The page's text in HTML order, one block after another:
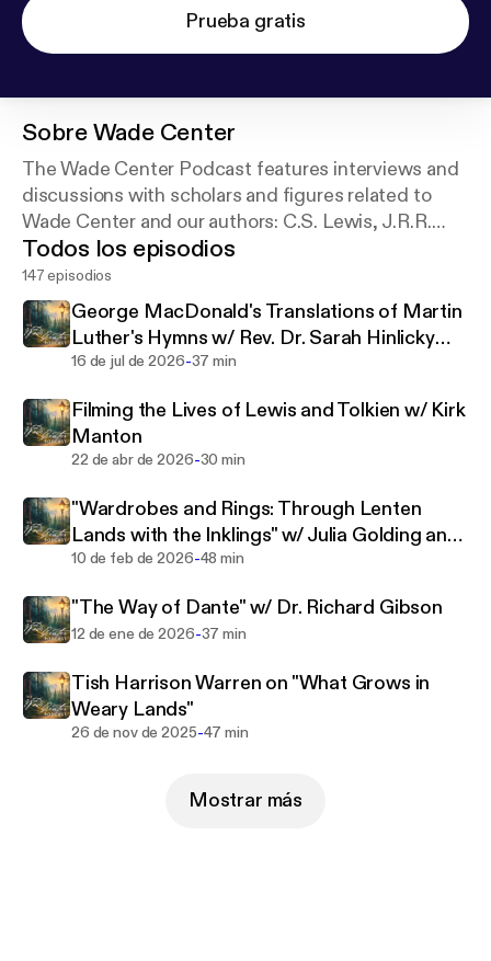
Prueba gratis
SobreWade Center
The Wade Center Podcast features interviews and
discussions with scholars and figures related to
Wade Center and our authors: C.S. Lewis, J.R.R.
Tolkien, Dorothy L. Sayers, George MacDonald,
G.K. Chesterton, Owen Barfield, and Charles
Williams.
Todos los episodios
147 episodios
George MacDonald's Translations of Martin
Luther's Hymns w/ Rev. Dr. Sarah Hinlicky
Wilson
16 de jul de 2026-37 min
Filming the Lives of Lewis and Tolkien w/ Kirk
Manton
22 de abr de 2026-30 min
"Wardrobes and Rings: Through Lenten
Lands with the Inklings" w/ Julia Golding and
Malcolm Guite
10 de feb de 2026-48 min
"The Way of Dante" w/ Dr. Richard Gibson
12 de ene de 2026-37 min
Tish Harrison Warren on "What Grows in
Weary Lands"
26 de nov de 2025-47 min
Mostrar más